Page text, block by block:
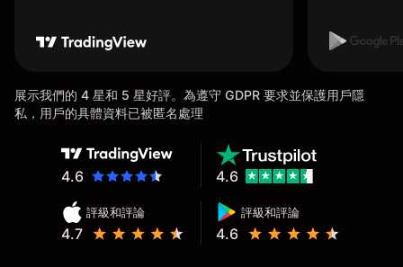
展示我們的 4 星和 5 星好評。為遵守 GDPR 要求並保護用戶隱
私，用戶的具體資料已被匿名處理
4.6
評級和評論
4.7
評級和評論
4.6
4.6